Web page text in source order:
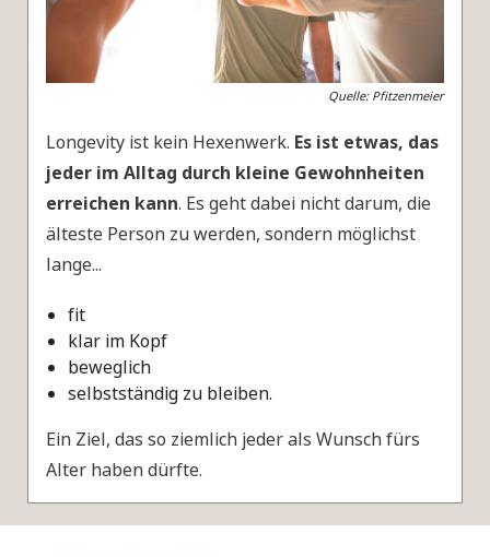
Quelle: Pfitzenmeier
Longevity ist kein Hexenwerk. Es ist etwas, das
jeder im Alltag durch kleine Gewohnheiten
erreichen kann. Es geht dabei nicht darum, die
älteste Person zu werden, sondern möglichst
lange...
fit
klar im Kopf
beweglich
selbstständig zu bleiben.
Ein Ziel, das so ziemlich jeder als Wunsch fürs
Alter haben dürfte.